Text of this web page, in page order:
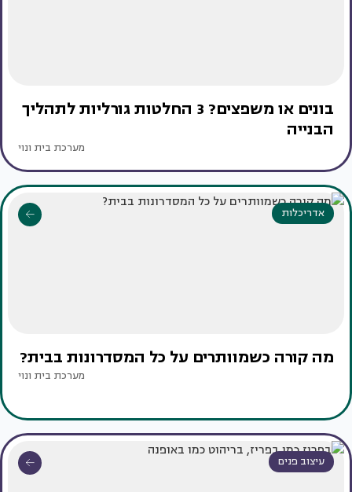
בונים או משפצים? 3 החלטות גורליות לתהליך
הבנייה
מערכת בית ונוי
אדריכלות
מה קורה כשמוותרים על כל המסדרונות בבית?
מערכת בית ונוי
עיצוב פנים